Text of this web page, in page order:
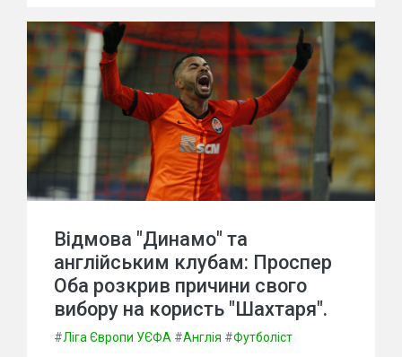
Відмова "Динамо" та
англійським клубам: Проспер
Оба розкрив причини свого
вибору на користь "Шахтаря".
#Ліга Європи УЄФА #Англія #Футболіст